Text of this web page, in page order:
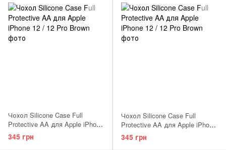
Чохол Silicone Case Full
Protective AA для Apple iPhone
12 / 12 Pro Blue
345 грн
Чохол Silicone Case Full
Protective AA для Apple iPhone
12 / 12 Pro Light Pink
345 грн